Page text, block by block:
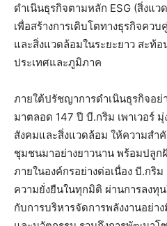
ดำเนินธุรกิจตามหลัก ESG (สิ่งแ
เพื่อสร้างการเติบโตทางธุรกิจคว
และสิ่งแวดล้อมในระยะยาว สะท้
ประเทศและภูมิภาค
ภายใต้ปรัชญาการดำเนินธุรกิจอ
มาตลอด 147 ปี บี.กริม เพาเวอร์
สังคมและสิ่งแวดล้อม ให้ความส
ชุมชนมาอย่างยาวนาน พร้อมปลู
ภายในองค์กรอย่างต่อเนื่อง บี.กริ
ความยั่งยืนในทุกมิติ ผ่านการลงทุ
กับการบริหารจัดการพลังงานอย่า